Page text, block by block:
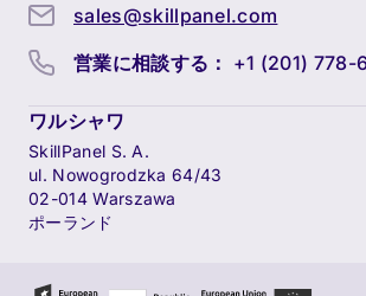
sales@skillpanel.com
営業に相談する： +1 (201) 778-
ワルシャワ
SkillPanel S. A.
ul. Nowogrodzka 64/43
02-014 Warszawa
ポーランド